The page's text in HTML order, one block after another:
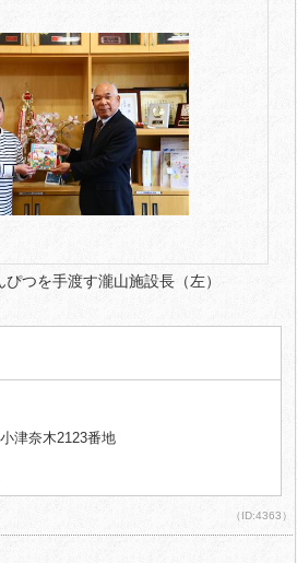
つを手渡す瀧山施設長（左）
津奈木2123番地
（ID:4363）